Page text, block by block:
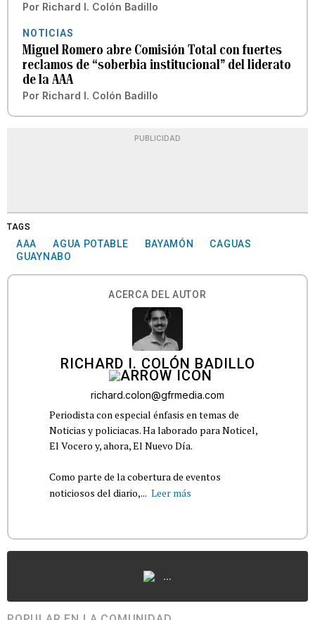
Por Richard I. Colón Badillo
NOTICIAS
Miguel Romero abre Comisión Total con fuertes
reclamos de “soberbia institucional” del liderato
de la AAA
Por Richard I. Colón Badillo
PUBLICIDAD
TAGS
AAA AGUA POTABLE BAYAMÓN
CAGUAS
GUAYNABO
ACERCA DEL AUTOR
RICHARD I. COLÓN BADILLO
richard.colon@gfrmedia.com
Periodista con especial énfasis en temas de
Noticias y policiacas. Ha laborado para Noticel,
El Vocero y, ahora, El Nuevo Día.
Como parte de la cobertura de eventos
noticiosos del diario,... Leer más
...